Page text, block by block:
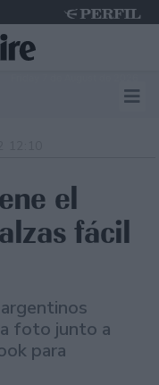
el
fácil
foto junto a
para